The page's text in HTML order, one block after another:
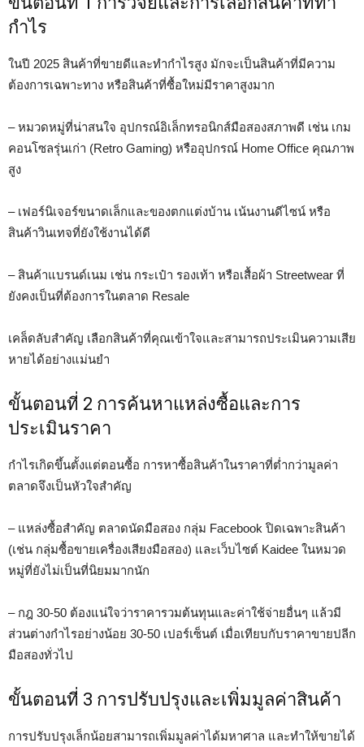
กำไร
ในปี 2025 สินค้าที่ขายดีและทำกำไรสูง มักจะเป็นสินค้าที่มีความ
ต้องการเฉพาะทาง หรือสินค้าที่ซื้อใหม่มีราคาสูงมาก
– หมวดหมู่ที่น่าสนใจ อุปกรณ์อิเล็กทรอนิกส์มือสองสภาพดี เช่น เกม
คอนโซลรุ่นเก่า (Retro Gaming) หรืออุปกรณ์ Home Office คุณภาพ
สูง
– เฟอร์นิเจอร์ขนาดเล็กและของตกแต่งบ้าน เน้นงานดีไซน์ หรือ
สินค้าวินเทจที่ยังใช้งานได้ดี
– สินค้าแบรนด์เนม เช่น กระเป๋า รองเท้า หรือเสื้อผ้า Streetwear ที่
ยังคงเป็นที่ต้องการในตลาด Resale
เคล็ดลับสำคัญ เลือกสินค้าที่คุณเข้าใจและสามารถประเมินความเสีย
หายได้อย่างแม่นยำ
ขั้นตอนที่ 2 การค้นหาแหล่งซื้อและการ
ประเมินราคา
กำไรเกิดขึ้นตั้งแต่ตอนซื้อ การหาซื้อสินค้าในราคาที่ต่ำกว่ามูลค่า
ตลาดจึงเป็นหัวใจสำคัญ
– แหล่งซื้อสำคัญ ตลาดนัดมือสอง กลุ่ม Facebook ปิดเฉพาะสินค้า
(เช่น กลุ่มซื้อขายเครื่องเสียงมือสอง) และเว็บไซต์ Kaidee ในหมวด
หมู่ที่ยังไม่เป็นที่นิยมมากนัก
– กฎ 30-50 ต้องแน่ใจว่าราคารวมต้นทุนและค่าใช้จ่ายอื่นๆ แล้วมี
ส่วนต่างกำไรอย่างน้อย 30-50 เปอร์เซ็นต์ เมื่อเทียบกับราคาขายปลีก
มือสองทั่วไป
ขั้นตอนที่ 3 การปรับปรุงและเพิ่มมูลค่าสินค้า
การปรับปรุงเล็กน้อยสามารถเพิ่มมูลค่าได้มหาศาล และทำให้ขายได้